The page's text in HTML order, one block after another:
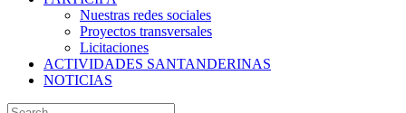
Nuestras redes sociales
Proyectos transversales
Licitaciones
ACTIVIDADES SANTANDERINAS
NOTICIAS